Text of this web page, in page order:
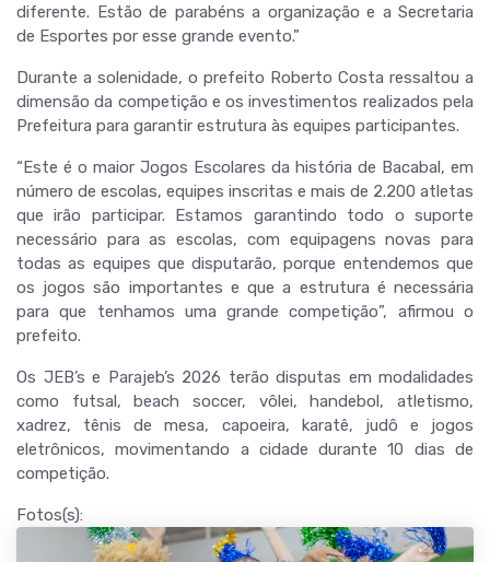
diferente. Estão de parabéns a organização e a Secretaria
de Esportes por esse grande evento.”
Durante a solenidade, o prefeito Roberto Costa ressaltou a
dimensão da competição e os investimentos realizados pela
Prefeitura para garantir estrutura às equipes participantes.
“Este é o maior Jogos Escolares da história de Bacabal, em
número de escolas, equipes inscritas e mais de 2.200 atletas
que irão participar. Estamos garantindo todo o suporte
necessário para as escolas, com equipagens novas para
todas as equipes que disputarão, porque entendemos que
os jogos são importantes e que a estrutura é necessária
para que tenhamos uma grande competição”, afirmou o
prefeito.
Os JEB’s e Parajeb’s 2026 terão disputas em modalidades
como futsal, beach soccer, vôlei, handebol, atletismo,
xadrez, tênis de mesa, capoeira, karatê, judô e jogos
eletrônicos, movimentando a cidade durante 10 dias de
competição.
Fotos(s):